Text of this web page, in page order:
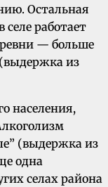
Остальная
селе работает
— больше
из
населения,
(выдержка из
одна
селах района